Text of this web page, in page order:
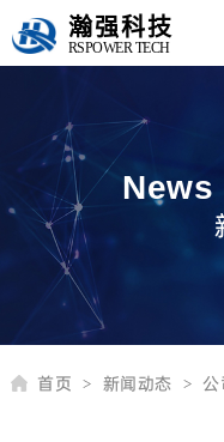
瀚强科技
RSPOWER TECH
首页> 新闻动态 > 公